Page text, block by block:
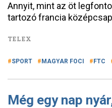
Annyit, mint az öt
tartozó francia
TELEX
SPORT MAGYAR FOCI FTC
Még egy nap